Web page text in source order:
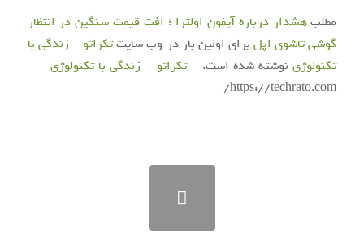
مطلبهشدار درباره آیفون اولترا ؛ افت قیمت سنگین در انتظار
گوشی تاشوی اپلبرای اولین بار در وب سایتتکراتو - زندگی با
تکنولوژینوشته شده است. -تکراتو - زندگی با تکنولوژی --
https://techrato.com/